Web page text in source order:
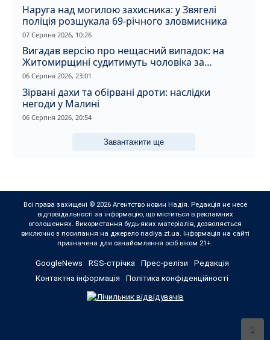
Наруга над могилою захисника: у Звягелі
поліція розшукала 69-річного зловмисника
07 Серпня 2026, 10:26
Вигадав версію про нещасний випадок: на
Житомирщині судитимуть чоловіка за
вбивство співмешканки
06 Серпня 2026, 23:01
Зірвані дахи та обірвані дроти: наслідки
негоди у Малині
06 Серпня 2026, 20:54
Завантажити ще
Всі права захищені © 2026 Агентство новин Надія. Редакція не несе
відповідальності за інформацію, що міститься в рекламних
оголошеннях. Використання будь-яких матеріалів, дозволяється
виключно з посилання на джерело nadiya.zt.ua. Інформація на сайті
призначена для ознайомлення осіб віком 21+.
GoogleNews RSS-стрічка Прес-релізи
Редакція
Контактна інформація
Політика конфіденційності